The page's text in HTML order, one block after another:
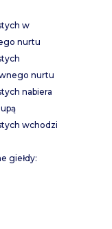
w
nurtu
nurtu
nabiera
wchodzi
giełdy: